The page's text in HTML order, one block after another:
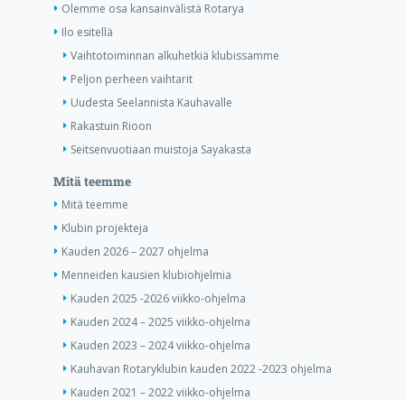
Olemme osa kansainvälistä Rotarya
Ilo esitellä
Vaihtotoiminnan alkuhetkiä klubissamme
Peljon perheen vaihtarit
Uudesta Seelannista Kauhavalle
Rakastuin Rioon
Seitsenvuotiaan muistoja Sayakasta
Mitä teemme
Mitä teemme
Klubin projekteja
Kauden 2026 – 2027 ohjelma
Menneiden kausien klubiohjelmia
Kauden 2025 -2026 viikko-ohjelma
Kauden 2024 – 2025 viikko-ohjelma
Kauden 2023 – 2024 viikko-ohjelma
Kauhavan Rotaryklubin kauden 2022 -2023 ohjelma
Kauden 2021 – 2022 viikko-ohjelma